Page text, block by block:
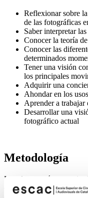
Reflexionar sobre
de las fotográficas
Saber interpretar
Conocer la teoría
Conocer las
determinados
Tener una visión
los principales
Adquirir una
Ahondar en los
Aprender a trabajar
Desarrollar una
fotográfico actual
Metodología
Las clases serán
estructurarán en función